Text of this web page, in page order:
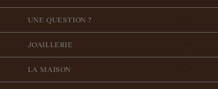
UNE QUESTION ?
JOAILLERIE
LA MAISON